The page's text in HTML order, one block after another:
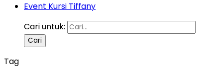
Event Kursi Tiffany
Cari untuk:
Tag